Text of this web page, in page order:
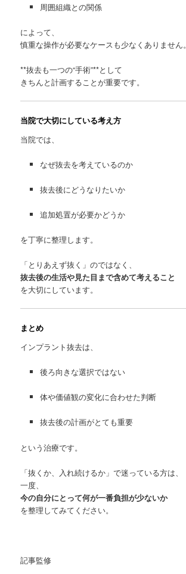
周囲組織との関係
によって、
慎重な操作が必要なケースも少なくありません。
**抜去も一つの“手術”**として
きちんと計画することが重要です。
当院で大切にしている考え方
当院では、
なぜ抜去を考えているのか
抜去後にどうなりたいか
追加処置が必要かどうか
を丁寧に整理します。
「とりあえず抜く」のではなく、
抜去後の生活や見た目まで含めて考えること
を大切にしています。
まとめ
インプラント抜去は、
後ろ向きな選択ではない
体や価値観の変化に合わせた判断
抜去後の計画がとても重要
という治療です。
「抜くか、入れ続けるか」で迷っている方は、
一度、
今の自分にとって何が一番負担が少ないか
を整理してみてください。
記事監修